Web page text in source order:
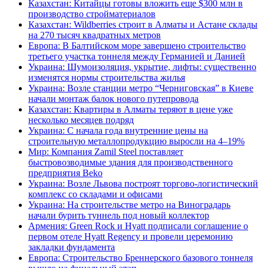
Казахстан: Китайцы готовы вложить еще $300 млн в
производство стройматериалов
Казахстан: Wildberries строит в Алматы и Астане склады
на 270 тысяч квадратных метров
Европа: В Балтийском море завершено строительство
третьего участка тоннеля между Германией и Данией
Украина: Шумоизоляция, укрытие, лифты: существенно
изменятся нормы строительства жилья
Украина: Возле станции метро “Черниговская” в Киеве
начали монтаж балок нового путепровода
Казахстан: Квартиры в Алматы теряют в цене уже
несколько месяцев подряд
Украина: С начала года внутренние цены на
строительную металлопродукцию выросли на 4–19%
Мир: Компания Zamil Steel поставляет
быстровозводимые здания для производственного
предприятия Beko
Украина: Возле Львова построят торгово-логистический
комплекс со складами и офисами
Украина: На строительстве метро на Виноградарь
начали бурить туннель под новый коллектор
Армения: Green Rock и Hyatt подписали соглашение о
первом отеле Hyatt Regency и провели церемонию
закладки фундамента
Европа: Строительство Бреннерского базового тоннеля